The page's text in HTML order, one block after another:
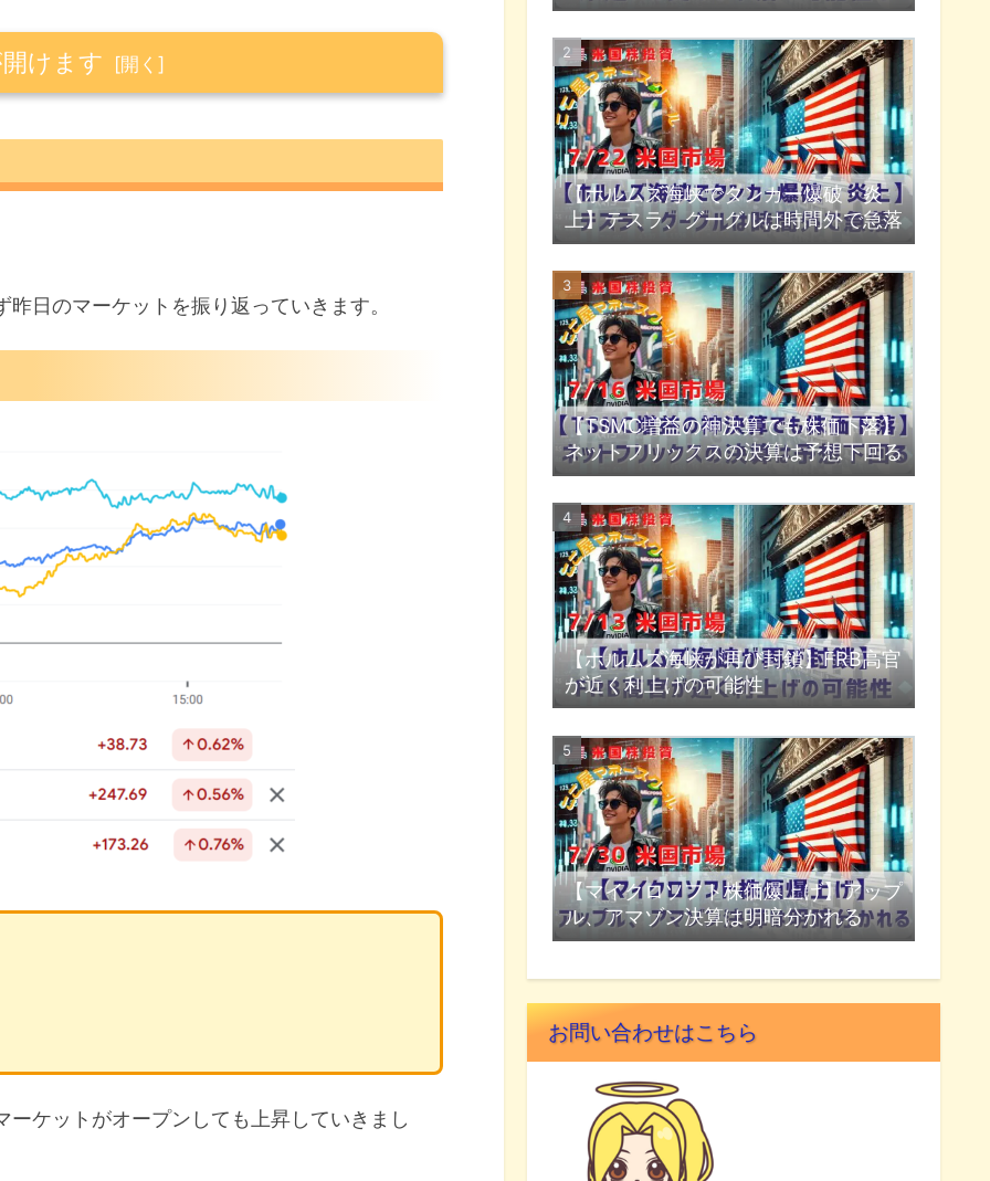
けます
げ
アも株価下落
日のマーケットを振り返っていきます。
ケットがオープンしても上昇していきまし
【ホルムズ海峡でタンカー爆破・炎
上】テスラ、グーグルは時間外で急落
【TSMC増益の神決算でも株価下落】
ネットフリックスの決算は予想下回る
【ホルムズ海峡が再び封鎖】FRB高官
が近く利上げの可能性
【マイクロソフト株価爆上げ】アップ
ル、アマゾン決算は明暗分かれる
お問い合わせはこちら